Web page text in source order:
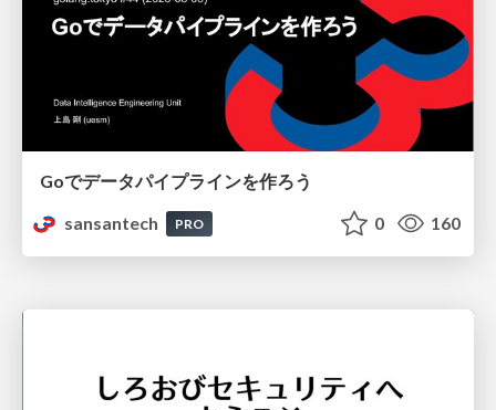
Goでデータパイプラインを作ろう
sansantech
PRO 0 160